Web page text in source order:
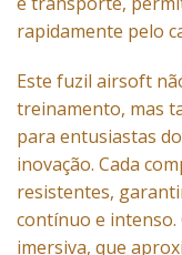
rapidamente pelo
Este fuzil airsoft
treinamento, mas
para entusiastas
inovação. Cada
resistentes,
contínuo e intenso.
imersiva, que